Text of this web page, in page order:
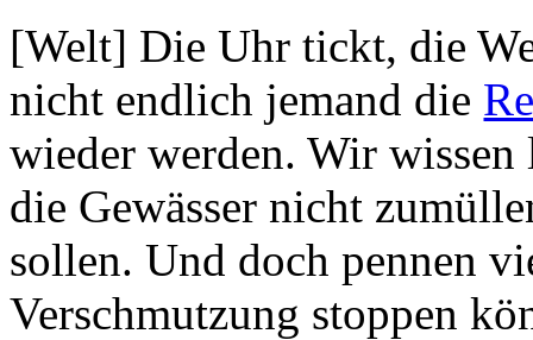
[Welt] Die Uhr tickt, die
nicht endlich jemand die
wieder werden. Wir
die Gewässer nicht
sollen. Und doch pennen
Verschmutzung stoppen